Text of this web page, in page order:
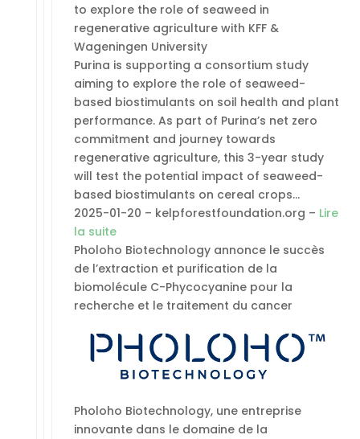
to explore the role of seaweed in
regenerative agriculture with KFF &
Wageningen University
Purina is supporting a consortium study
aiming to explore the role of seaweed-
based biostimulants on soil health and plant
performance. As part of Purina’s net zero
commitment and journey towards
regenerative agriculture, this 3-year study
will test the potential impact of seaweed-
based biostimulants on cereal crops…
2025-01-20 – kelpforestfoundation.org – Lire
la suite
Pholoho Biotechnology annonce le succès
de l’extraction et purification de la
biomolécule C-Phycocyanine pour la
recherche et le traitement du cancer
Pholoho Biotechnology, une entreprise
innovante dans le domaine de la